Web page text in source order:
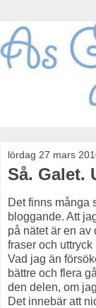
lördag 27 mars
Så. Galet.
Det finns många
bloggande. Att
på nätet är en av
fraser och
Vad jag än
bättre och flera
den delen, om
Det innebär att